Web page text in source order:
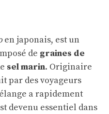
en japonais, est un
de graines de
sel marin. Originaire
par des voyageurs
a rapidement
devenu essentiel dans